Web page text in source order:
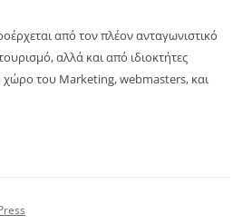
από τον πλέον ανταγωνιστικό
αλλά και από ιδιοκτήτες
χώρο του Marketing, webmasters, και